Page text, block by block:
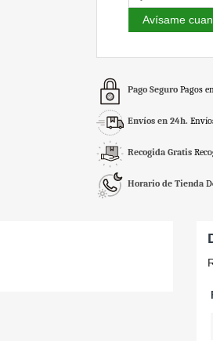
Avísame
Pago Seguro Pagos
Envíos en 24h.
Recogida Gratis
Horario de Tienda